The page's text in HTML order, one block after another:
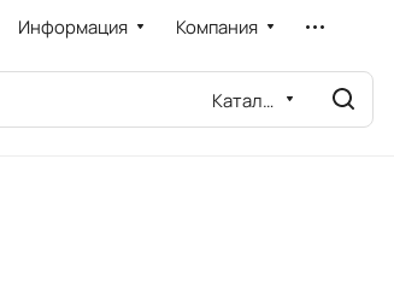
Информация Компания
Каталог